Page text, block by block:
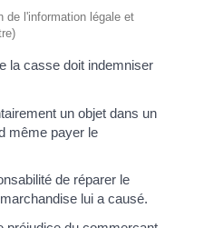
de l'information légale et
la casse doit indemniser
un objet dans un
même payer le
de réparer le
lui a causé.